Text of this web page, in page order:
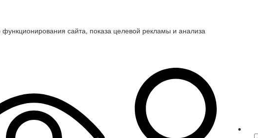
сайта, показа целевой рекламы и анализа